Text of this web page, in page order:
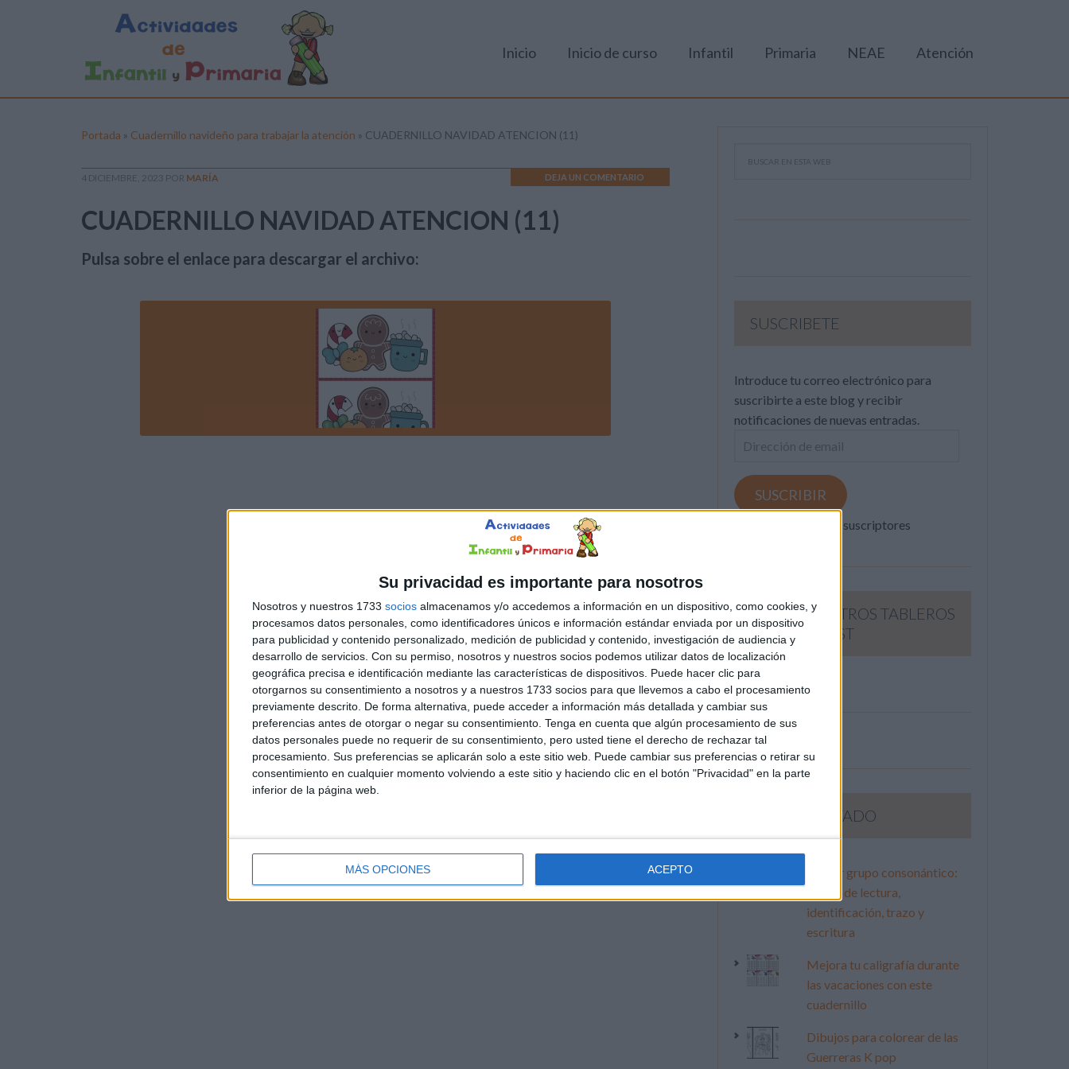
Su privacidad es importante para nosotros
Nosotros y nuestros 1733 socios almacenamos y/o accedemos a información en un dispositivo, como cookies, y
procesamos datos personales, como identificadores únicos e información estándar enviada por un dispositivo
para publicidad y contenido personalizado, medición de publicidad y contenido, investigación de audiencia y
desarrollo de servicios. Con su permiso, nosotros y nuestros socios podemos utilizar datos de localización
geográfica precisa e identificación mediante las características de dispositivos. Puede hacer clic para
otorgarnos su consentimiento a nosotros y a nuestros 1733 socios para que llevemos a cabo el procesamiento
previamente descrito. De forma alternativa, puede acceder a información más detallada y cambiar sus
preferencias antes de otorgar o negar su consentimiento. Tenga en cuenta que algún procesamiento de sus
datos personales puede no requerir de su consentimiento, pero usted tiene el derecho de rechazar tal
procesamiento. Sus preferencias se aplicarán solo a este sitio web. Puede cambiar sus preferencias o retirar su
consentimiento en cualquier momento volviendo a este sitio y haciendo clic en el botón "Privacidad" en la parte
inferior de la página web.
MÁS OPCIONES ACEPTO
Inicio Inicio de curso Infantil Primaria NEAE Atención
Portada » Cuadernillo navideño para trabajar la atención » CUADERNILLO NAVIDAD ATENCION (11)
4 DICIEMBRE, 2023 POR MARÍA DEJA UN COMENTARIO
CUADERNILLO NAVIDAD ATENCION (11)
Pulsa sobre el enlace para descargar el archivo:
SUSCRIBETE
Introduce tu correo electrónico para
suscribirte a este blog y recibir
notificaciones de nuevas entradas.
Dirección
email
SUSCRIBIR
Únete a otros 371K suscriptores
SIGUE NUESTROS TABLEROS
EN PINTEREST
LO MÁS VISITADO
Primer grupo consonántico:
Fichas de lectura,
identificación, trazo y
escritura
Mejora tu caligrafía durante
las vacaciones con este
cuadernillo
Dibujos para colorear de las
Guerreras K pop